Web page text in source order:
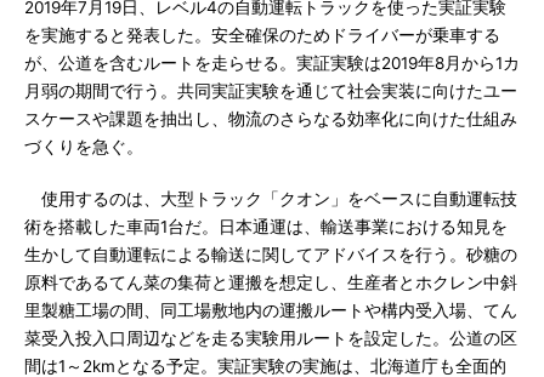
2019年7月19日、レベル4の自動運転トラックを使った実証実験
を実施すると発表した。安全確保のためドライバーが乗車する
が、公道を含むルートを走らせる。実証実験は2019年8月から1カ
月弱の期間で行う。共同実証実験を通じて社会実装に向けたユー
スケースや課題を抽出し、物流のさらなる効率化に向けた仕組み
づくりを急ぐ。
使用するのは、大型トラック「クオン」をベースに自動運転技
術を搭載した車両1台だ。日本通運は、輸送事業における知見を
生かして自動運転による輸送に関してアドバイスを行う。砂糖の
原料であるてん菜の集荷と運搬を想定し、生産者とホクレン中斜
里製糖工場の間、同工場敷地内の運搬ルートや構内受入場、てん
菜受入投入口周辺などを走る実験用ルートを設定した。公道の区
間は1～2kmとなる予定。実証実験の実施は、北海道庁も全面的